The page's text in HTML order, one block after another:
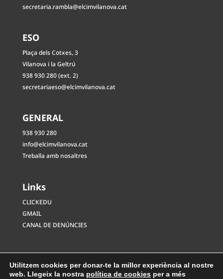
secretaria.rambla@elcimvilanova.cat
ESO
Plaça dels Cotxes, 3
Vilanova i la Geltrú
938 930 280 (ext. 2)
secretariaeso@elcimvilanova.cat
GENERAL
938 930 280
info@elcimvilanova.cat
Treballa amb nosaltres
Links
CLICKEDU
GMAIL
CANAL DE DENÚNCIES
Utilitzem cookies per donar-te la millor experiència al nostre
web. Llegeix la nostra política de cookies per a més